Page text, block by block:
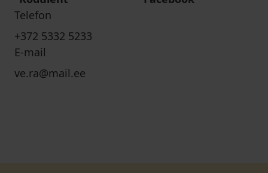
Telefon
+372 5332 5233
E-mail
ve.ra@mail.ee